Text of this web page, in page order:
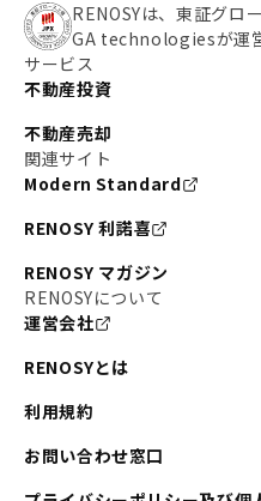
RENOSYは、東証グロ
GA technologiesが運
サービス
不動産投資
不動産売却
関連サイト
Modern Standard
RENOSY 利諾喜
RENOSY マガジン
RENOSYについて
運営会社
RENOSYとは
利用規約
お問い合わせ窓口